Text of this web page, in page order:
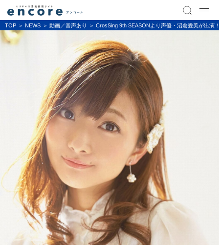
TOP NEWS 動画／音声あり CrosSing 9th SEASONより声優・沼倉愛美が出演